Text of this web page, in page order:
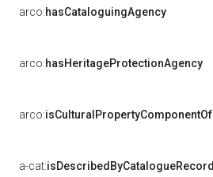
arco:hasCataloguingAgency
arco:hasHeritageProtectionAgency
arco:isCulturalPropertyComponentOf
a-cat:isDescribedByCatalogueRecord